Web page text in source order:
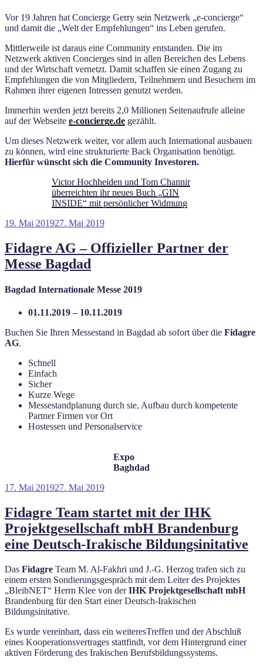
Vor 19 Jahren hat Concierge Gerry sein Netzwerk „e-concierge“
und damit die „Welt der Empfehlungen“ ins Leben gerufen.
Mittlerweile ist daraus eine Community entstanden. Die im
Netzwerk aktiven Concierges sind in allen Bereichen des Lebens
und der Wirtschaft vernetzt. Damit schaffen sie einen Zugang zu
Empfehlungen die von Mitgliedern, Teilnehmern und Besuchern im
Rahmen ihrer eigenen Intressen genutzt werden.
Immerhin werden jetzt bereits 2,0 Millionen Seitenaufrufe alleine
auf der Webseite e-concierge.de gezählt.
Um dieses Netzwerk weiter, vor allem auch International ausbauen
zu können, wird eine strukturierte Back Organisation benötigt.
Hierfür wünscht sich die Community Investoren.
Victor Hochheiden und Tom Channir
überreichten ihr neues Buch „GIN
INSIDE“ mit persönlicher Widmung
Veröffentlicht
19. Mai 201927. Mai 2019
Fidagre AG – Offizieller Partner der
Messe Bagdad
Bagdad Internationale Messe 2019
01.11.2019 – 10.11.2019
Buchen Sie Ihren Messestand in Bagdad ab sofort über die Fidagre
AG.
Schnell
Einfach
Sicher
Kurze Wege
Messestandplanung durch sie, Aufbau durch kompetente
Partner Firmen vor Ort
Hostessen und Personalservice
Expo
Baghdad
Veröffentlicht
17. Mai 201927. Mai 2019
Fidagre Team startet mit der IHK
Projektgesellschaft mbH Brandenburg
eine Deutsch-Irakische Bildungsinitative
Das Fidagre Team M. Al-Fakhri und J.-G. Herzog trafen sich zu
einem ersten Sondierungsgespräch mit dem Leiter des Projektes
„BleibNET“ Herrn Klee von derIHK Projektgesellschaft mbH
Brandenburg für den Start einer Deutsch-Irakischen
Bildungsinitative.
Es wurde vereinbart, dass ein weiteresTreffen und der Abschluß
eines Kooperationsvertrages stattfindt, vor dem Hintergrund einer
aktiven Förderung des Irakischen Berufsbildungssystems.